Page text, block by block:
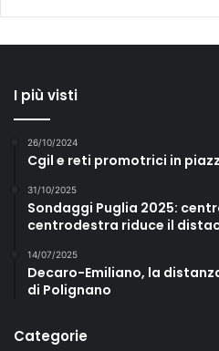
I più visti
26/10/2024
Cgil e reti promotrici in
31/10/2025
Sondaggi Puglia 2025:
centrodestra riduce il
14/07/2025
Decaro-Emiliano, la
di Polignano
Categorie